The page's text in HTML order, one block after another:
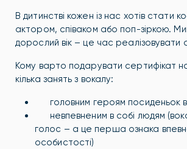
В дитинстві кожен із нас хотів стати
актором, співаком або поп-зіркою.
дорослий вік – це час реалізовувати
Кому варто подарувати сертифікат
кілька занять з вокалу:
головним героям посиденьок
невпевненим в собі людям
голос – а це перша ознака
особистості)